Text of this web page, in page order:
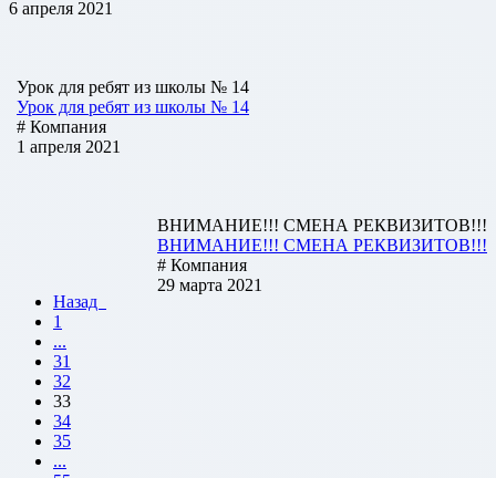
6 апреля 2021
Урок для ребят из школы № 14
Урок для ребят из школы № 14
# Компания
1 апреля 2021
ВНИМАНИЕ!!! СМЕНА РЕКВИЗИТОВ!!!
ВНИМАНИЕ!!! СМЕНА РЕКВИЗИТОВ!!!
# Компания
29 марта 2021
Назад
1
...
31
32
33
34
35
...